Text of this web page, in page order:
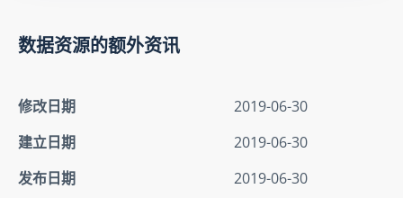
数据资源的额外资讯
修改日期
2019-06-30
建立日期
2019-06-30
发布日期
2019-06-30